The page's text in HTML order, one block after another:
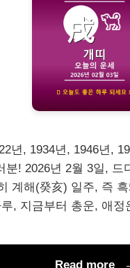
년, 1934년, 1946년,
분! 2026년 2월 3일,
계해(癸亥) 일주, 즉
, 지금부터 총운, 애정
Read more